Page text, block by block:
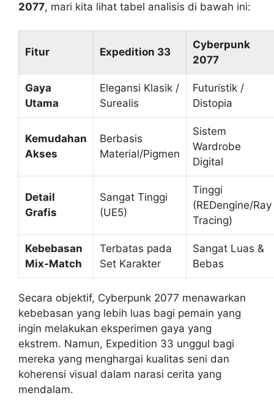
2077, mari kita lihat tabel analisis di bawah ini:
Fitur Expedition 33
Cyberpunk
2077
Gaya
Utama
Elegansi Klasik /
Surealis
Futuristik /
Distopia
Kemudahan
Akses
Berbasis
Material/Pigmen
Sistem
Wardrobe
Digital
Detail
Grafis
Sangat Tinggi
(UE5)
Tinggi
(REDengine/Ray
Tracing)
Kebebasan
Mix-Match
Terbatas pada
Set Karakter
Sangat Luas &
Bebas
Secara objektif, Cyberpunk 2077 menawarkan
kebebasan yang lebih luas bagi pemain yang
ingin melakukan eksperimen gaya yang
ekstrem. Namun, Expedition 33 unggul bagi
mereka yang menghargai kualitas seni dan
koherensi visual dalam narasi cerita yang
mendalam.